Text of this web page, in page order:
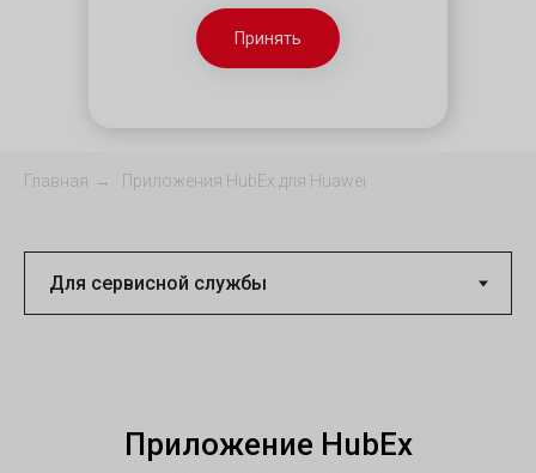
Принять
Главная → Приложения HubEx для Huawei
Приложение HubEx